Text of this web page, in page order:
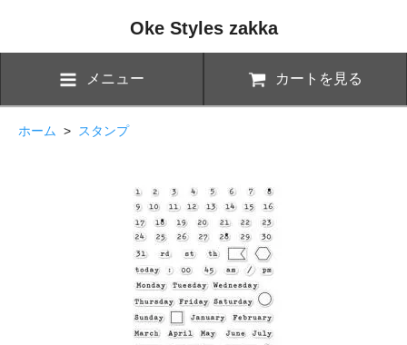
Oke Styles zakka
メニュー カートを見る
ホーム > スタンプ